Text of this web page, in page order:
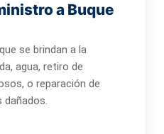
a Buque
se brindan a la
agua, retiro de
o reparación de